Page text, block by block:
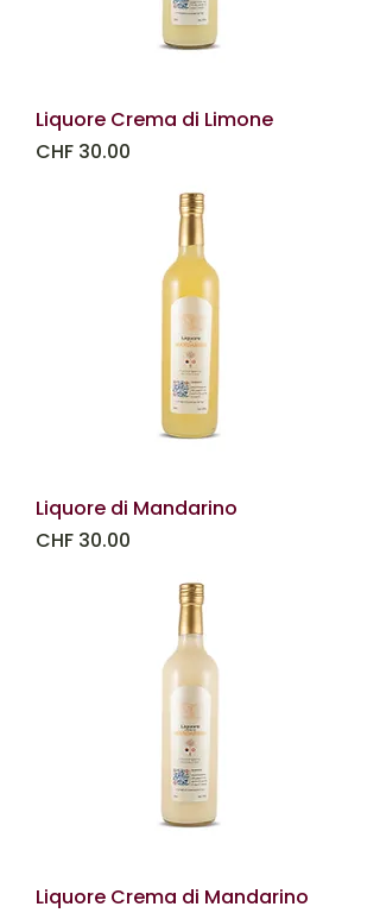
Liquore Crema di Limone
Prezzo
CHF 30.00
Liquore di Mandarino
Prezzo
CHF 30.00
Liquore Crema di Mandarino